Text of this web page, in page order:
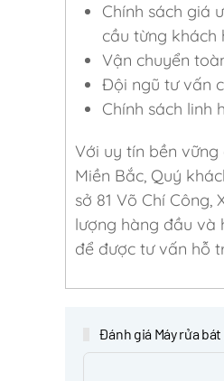
Chính sách giá
cầu từng khách
Vận chuyển
Đội ngũ tư vấn
Chính sách linh
Với uy tín bền
Miền Bắc, Quý
sở 81 Võ Chí
lượng hàng đầu và
để được tư vấn hỗ
Đánh giá Máy rửa bát